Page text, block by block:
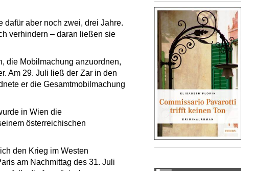
dafür aber noch zwei, drei Jahre.
verhindern – daran ließen sie
die Mobilmachung anzuordnen,
Am 29. Juli ließ der Zar in den
er die Gesamtmobilmachung
in Wien die
österreichischen
den Krieg im Westen
am Nachmittag des 31. Juli